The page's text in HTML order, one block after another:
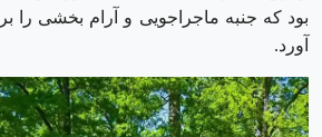
بود که جنبه ماجراجویی و آرام بخشی را
آورد.